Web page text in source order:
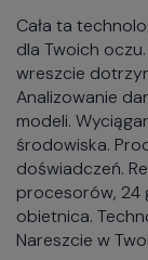
Cała ta
dla Twoich
wreszcie
Analizowanie
modeli.
środowiska.
doświadczeń.
procesorów, 24
obietnica.
Nareszcie w